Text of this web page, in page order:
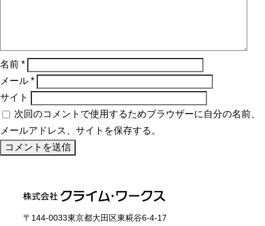
名前 *
メール *
サイト
次回のコメントで使用するためブラウザーに自分の名前、
メールアドレス、サイトを保存する。
〒144-0033東京都大田区東糀谷6-4-17